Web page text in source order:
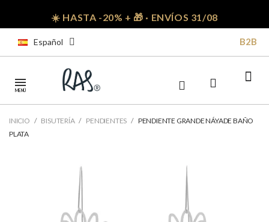
☀️ HASTA -20% + 🎁 · ENVÍOS 31/08
Español B2B
MENÚ
INICIO BISUTERÍA PENDIENTES
PENDIENTE GRANDE NÁYADE BAÑO
PLATA